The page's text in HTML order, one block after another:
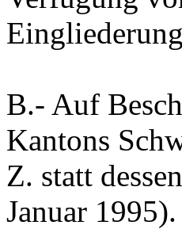
B.- Auf
Kantons
Z. statt
Januar 1995).